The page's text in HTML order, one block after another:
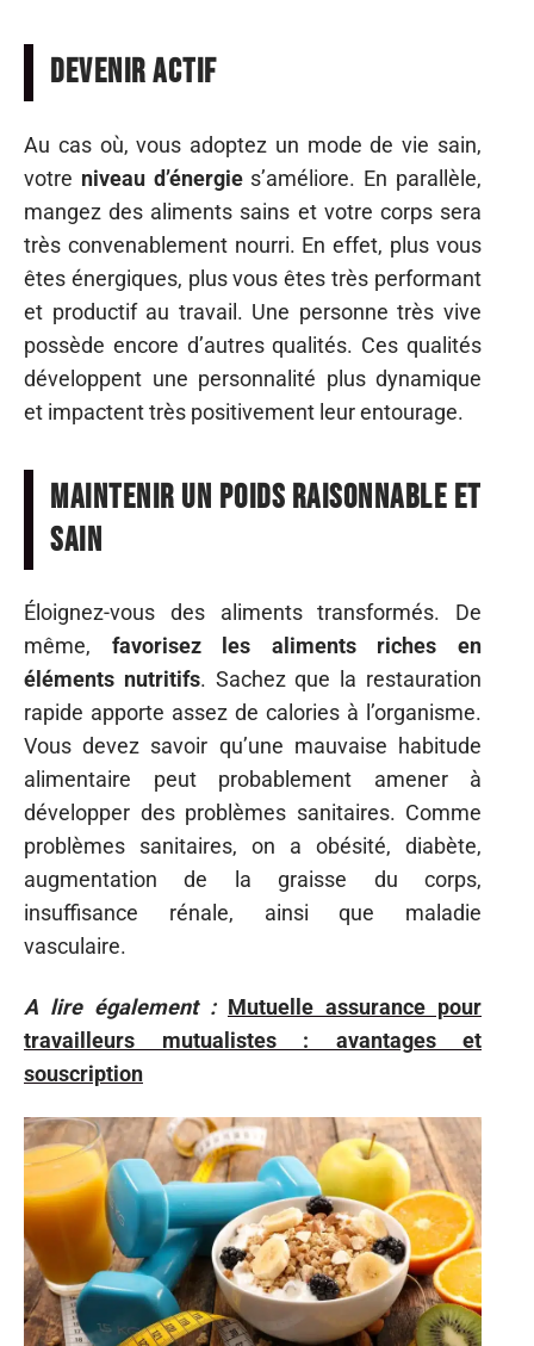
Devenir actif
Au cas où, vous adoptez un mode de vie sain,
votre niveau d’énergies’améliore. En parallèle,
mangez des aliments sains et votre corps sera
très convenablement nourri. En effet, plus vous
êtes énergiques, plus vous êtes très performant
et productif au travail. Une personne très vive
possède encore d’autres qualités. Ces qualités
développent une personnalité plus dynamique
et impactent très positivement leur entourage.
Maintenir un poids raisonnable et
sain
Éloignez-vous des aliments transformés. De
même, favorisez les aliments riches en
éléments nutritifs. Sachez que la restauration
rapide apporte assez de calories à l’organisme.
Vous devez savoir qu’une mauvaise habitude
alimentaire peut probablement amener à
développer des problèmes sanitaires. Comme
problèmes sanitaires, on a obésité, diabète,
augmentation de la graisse du corps,
insuffisance rénale, ainsi que maladie
vasculaire.
A lire également : Mutuelle assurance pour
travailleurs mutualistes : avantages et
souscription